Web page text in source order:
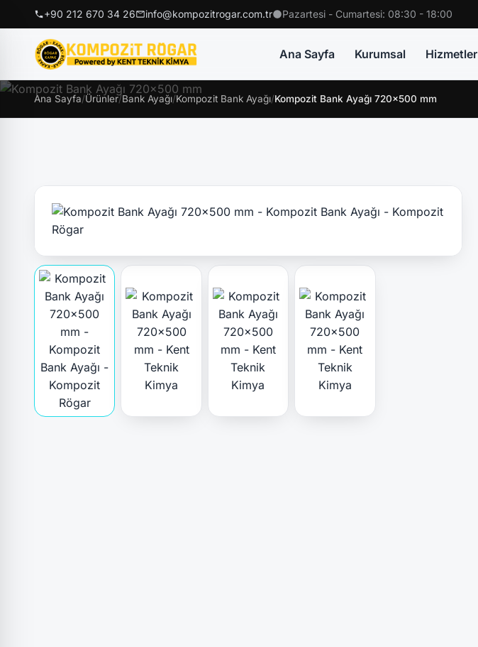
+90 212 670 34 26 info@kompozitrogar.com.tr Pazartesi - Cumartesi: 08:30 - 18:00
Ana Sayfa Kurumsal Hizmetler
Ana Sayfa/Ürünler/Bank Ayağı/Kompozit Bank Ayağı/Kompozit Bank Ayağı 720x500 mm